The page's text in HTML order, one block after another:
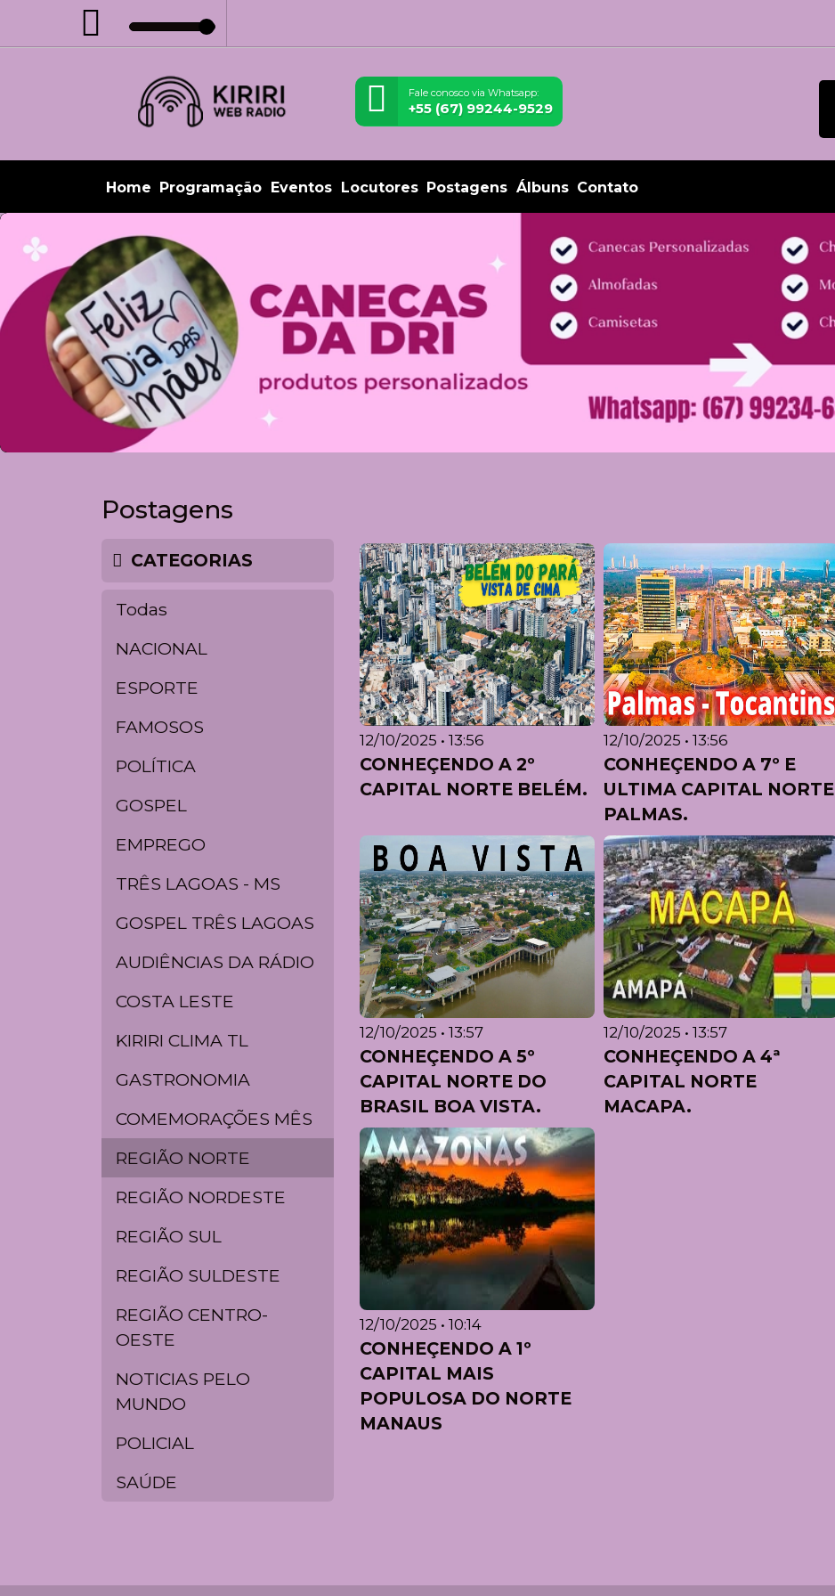
Fale conosco via Whatsapp:
+55 (67) 99244-9529
Home Programação Eventos Locutores Postagens Álbuns Contato
Postagens
CATEGORIAS
Todas
NACIONAL
ESPORTE
FAMOSOS
POLÍTICA
GOSPEL
EMPREGO
TRÊS LAGOAS - MS
GOSPEL TRÊS LAGOAS
AUDIÊNCIAS DA RÁDIO
COSTA LESTE
KIRIRI CLIMA TL
GASTRONOMIA
COMEMORAÇÕES MÊS
REGIÃO NORTE
REGIÃO NORDESTE
REGIÃO SUL
REGIÃO SULDESTE
REGIÃO CENTRO-
OESTE
NOTICIAS PELO
MUNDO
POLICIAL
SAÚDE
12/10/2025 • 13:56
CONHEÇENDO A 2º
CAPITAL NORTE BELÉM.
12/10/2025 • 13:56
CONHEÇENDO A 7º E
ULTIMA CAPITAL NORTE
PALMAS.
12/10/2025 • 13:57
CONHEÇENDO A 5º
CAPITAL NORTE DO
BRASIL BOA VISTA.
12/10/2025 • 13:57
CONHEÇENDO A 4ª
CAPITAL NORTE
MACAPA.
12/10/2025 • 10:14
CONHEÇENDO A 1º
CAPITAL MAIS
POPULOSA DO NORTE
MANAUS